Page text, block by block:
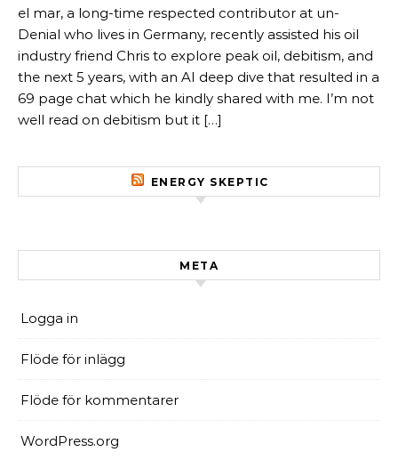
el mar, a long-time respected contributor at un-
Denial who lives in Germany, recently assisted his oil
industry friend Chris to explore peak oil, debitism, and
the next 5 years, with an AI deep dive that resulted in a
69 page chat which he kindly shared with me. I’m not
well read on debitism but it […]
ENERGY SKEPTIC
META
Logga in
Flöde för inlägg
Flöde för kommentarer
WordPress.org